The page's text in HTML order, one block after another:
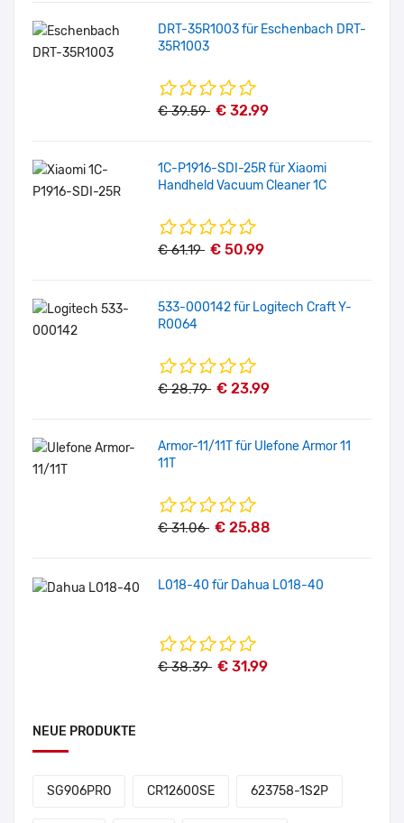
DRT-35R1003 für Eschenbach DRT-
35R1003
€ 39.59 € 32.99
1C-P1916-SDI-25R für Xiaomi
Handheld Vacuum Cleaner 1C
€ 61.19 € 50.99
533-000142 für Logitech Craft Y-
R0064
€ 28.79 € 23.99
Armor-11/11T für Ulefone Armor 11
11T
€ 31.06 € 25.88
L018-40 für Dahua L018-40
€ 38.39 € 31.99
NEUE PRODUKTE
SG906PRO CR12600SE 623758-1S2P